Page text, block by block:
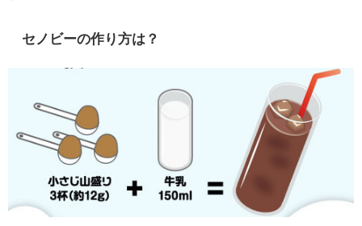
セノビーの作り方は？